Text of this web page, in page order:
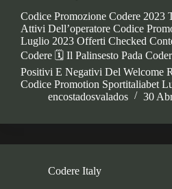
Codice Promozione Codere 2023
Attivi Dell’operatore Codice
Luglio 2023 Offerti Checked
Codere 🗓 Il Palinsesto Pada
Positivi E Negativi Del Welcome
Codice Promotion Sportitaliabet
encostadosvalados
30
Codere Italy